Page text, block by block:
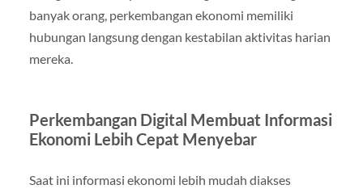
banyak orang, perkembangan ekonomi memiliki
hubungan langsung dengan kestabilan aktivitas harian
mereka.
Perkembangan Digital Membuat Informasi
Ekonomi Lebih Cepat Menyebar
Saat ini informasi ekonomi lebih mudah diakses